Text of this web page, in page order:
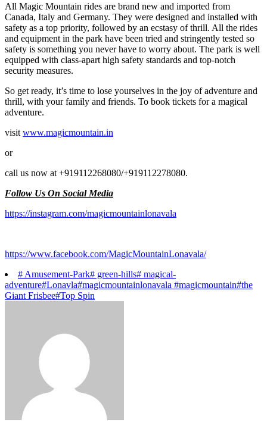
All Magic Mountain rides are brand new and imported from
Canada, Italy and Germany. They were designed and installed with
safety as a top priority, followed by an ecstasy of thrill. All the rides
and equipment in the park have been tried and stringently tested so
safety is something you never have to worry about. The park is well
equipped with class-apart high safety standards and top-notch
security measures.
So get ready, it’s time to lose yourselves in the joy of adventure and
thrill, with your family and friends. To book tickets for a magical
adventure.
visit www.magicmountain.in
or
call us now at +919112268080/+919112278080.
Follow Us On Social Media
https://instagram.com/magicmountainlonavala
https://www.facebook.com/MagicMountainLonavala/
# Amusement-Park# green-hills# magical-
adventure#Lonavla#magicmountainlonavala #magicmountain#the
Giant Frisbee#Top Spin